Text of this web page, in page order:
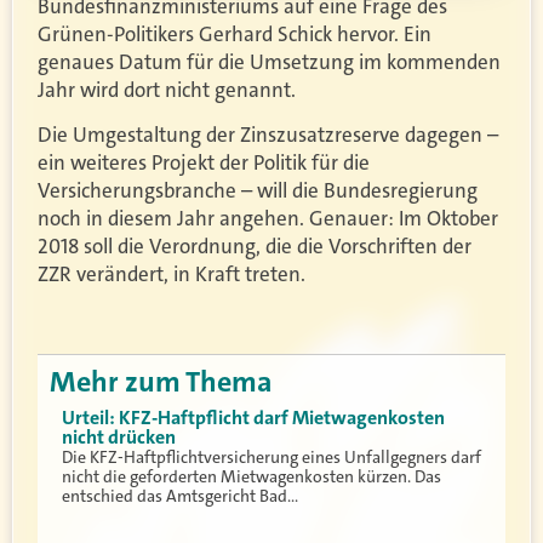
Bundesfinanzministeriums auf eine Frage des
Grünen-Politikers Gerhard Schick hervor. Ein
genaues Datum für die Umsetzung im kommenden
Jahr wird dort nicht genannt.
Die Umgestaltung der Zinszusatzreserve dagegen –
ein weiteres Projekt der Politik für die
Versicherungsbranche – will die Bundesregierung
noch in diesem Jahr angehen. Genauer: Im Oktober
2018 soll die Verordnung, die die Vorschriften der
ZZR verändert, in Kraft treten.
Mehr zum Thema
Urteil: KFZ-Haftpflicht darf Mietwagenkosten
nicht drücken
Die KFZ-Haftpflichtversicherung eines Unfallgegners darf
nicht die geforderten Mietwagenkosten kürzen. Das
entschied das Amtsgericht Bad…